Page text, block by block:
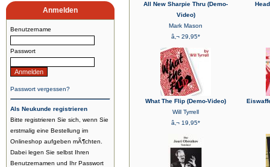
Anmelden
Benutzername
Passwort
Passwort vergessen?
Als Neukunde registrieren
Bitte registrieren Sie sich, wenn Sie
erstmalig eine Bestellung im
Onlineshop aufgeben mÃ¶chten.
Dabei legen Sie selbst Ihren
Benutzernamen und Ihr Passwort
All New Sharpie Thru (Demo-
Video)
Mark Mason
â‚¬ 29,95*
What The Flip (Demo-Video)
Will Tyrrell
â‚¬ 19,95*